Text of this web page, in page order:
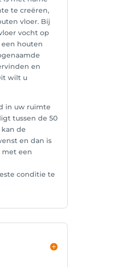
te creëren,
vloer. Bij
vocht op
houten
en
wilt u
in uw ruimte
tussen de 50
de
en dan is
een
conditie te